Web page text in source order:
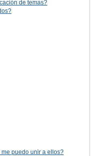
de temas?
puedo unir a ellos?